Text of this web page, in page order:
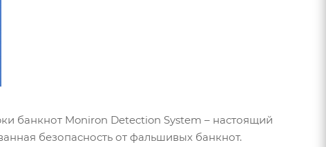
банкнот Moniron Detection System – настоящий
безопасность от фальшивых банкнот.